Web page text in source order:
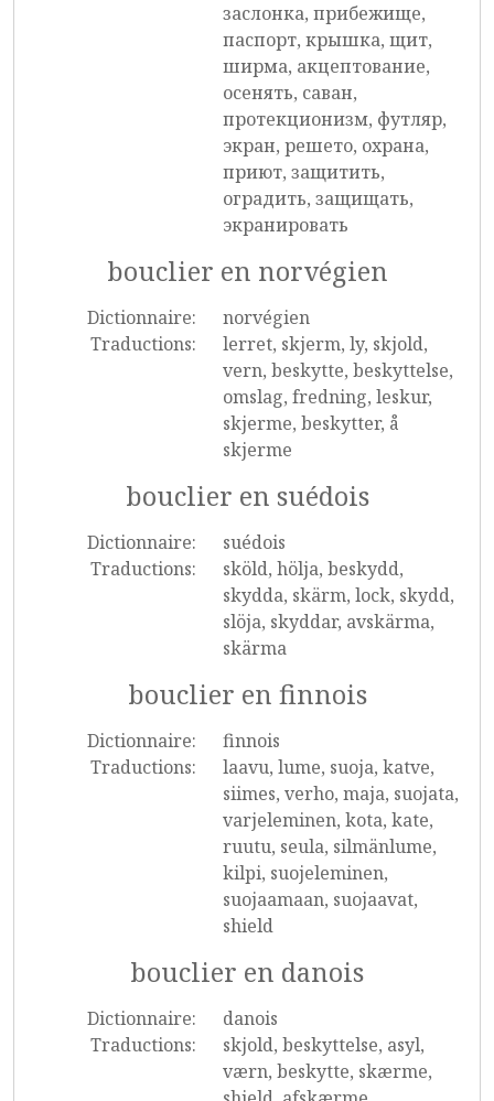
заслонка, прибежище,
паспорт, крышка, щит,
ширма, акцептование,
осенять, саван,
протекционизм, футляр,
экран, решето, охрана,
приют, защитить,
оградить, защищать,
экранировать
bouclier en norvégien
Dictionnaire:
norvégien
Traductions:
lerret, skjerm, ly, skjold,
vern, beskytte, beskyttelse,
omslag, fredning, leskur,
skjerme, beskytter, å
skjerme
bouclier en suédois
Dictionnaire:
suédois
Traductions:
sköld, hölja, beskydd,
skydda, skärm, lock, skydd,
slöja, skyddar, avskärma,
skärma
bouclier en finnois
Dictionnaire:
finnois
Traductions:
laavu, lume, suoja, katve,
siimes, verho, maja, suojata,
varjeleminen, kota, kate,
ruutu, seula, silmänlume,
kilpi, suojeleminen,
suojaamaan, suojaavat,
shield
bouclier en danois
Dictionnaire:
danois
Traductions:
skjold, beskyttelse, asyl,
værn, beskytte, skærme,